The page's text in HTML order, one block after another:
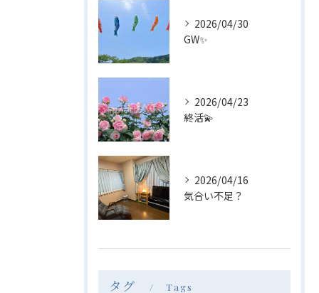
2026/04/30
GW✨
2026/04/23
終活💫
2026/04/16
気合い不足？
タグ Tags